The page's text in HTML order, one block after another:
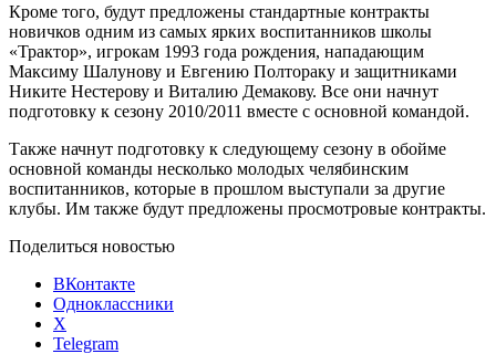
Кроме того, будут предложены стандартные контракты
новичков одним из самых ярких воспитанников школы
«Трактор», игрокам 1993 года рождения, нападающим
Максиму Шалунову и Евгению Полтораку и защитниками
Никите Нестерову и Виталию Демакову. Все они начнут
подготовку к сезону 2010/2011 вместе с основной командой.
Также начнут подготовку к следующему сезону в обойме
основной команды несколько молодых челябинским
воспитанников, которые в прошлом выступали за другие
клубы. Им также будут предложены просмотровые контракты.
Поделиться новостью
ВКонтакте
Одноклассники
X
Telegram